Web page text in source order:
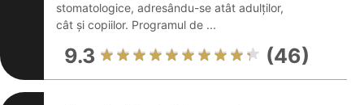
stomatologice, adresându-se atât adulților,
cât și copiilor. Programul de ...
9.3 (46)